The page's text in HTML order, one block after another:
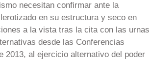
necesitan confirmar ante la
en su estructura y seco en
a la vista tras la cita con las urnas
desde las Conferencias
2013, al ejercicio alternativo del poder